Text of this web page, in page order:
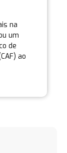
na
um
de
ao